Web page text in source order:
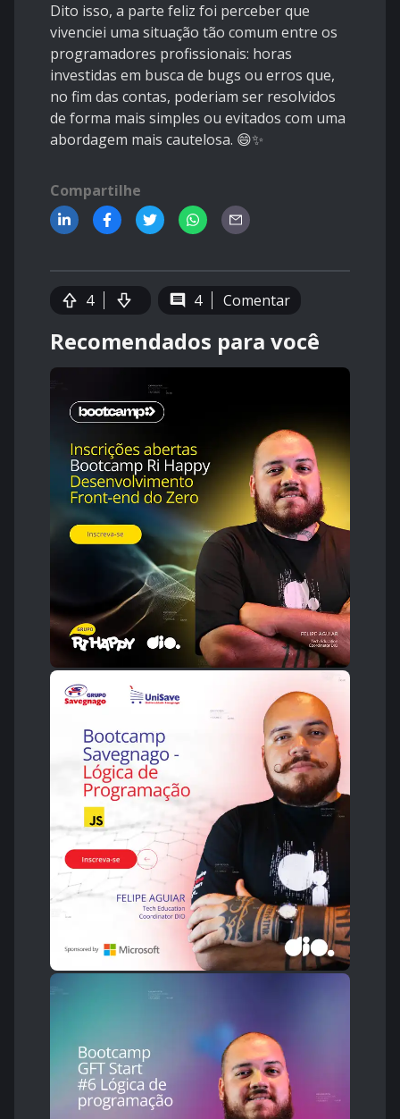
Dito isso, a parte feliz foi perceber que
vivenciei uma situação tão comum entre os
programadores profissionais: horas
investidas em busca de bugs ou erros que,
no fim das contas, poderiam ser resolvidos
de forma mais simples ou evitados com uma
abordagem mais cautelosa. 😄✨
Compartilhe
4 4 Comentar
Recomendados para você